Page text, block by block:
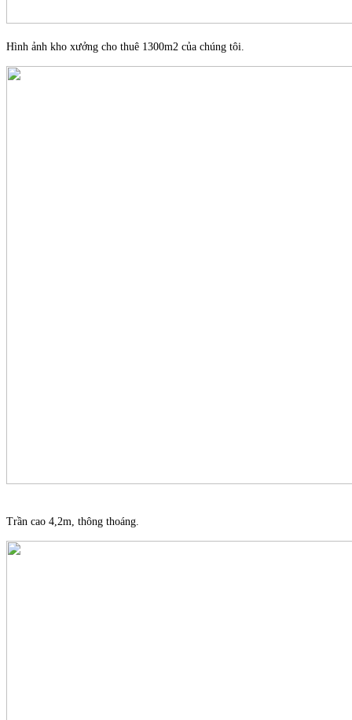
Hình ảnh kho xưởng cho thuê 1300m2 của chúng tôi.
Trần cao 4,2m, thông thoáng.